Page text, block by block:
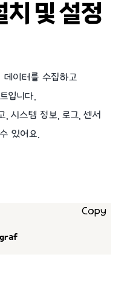
및 설정
이터를 수집하고
입니다.
, 시스템 정보, 로그, 센서
있어요.
Copy